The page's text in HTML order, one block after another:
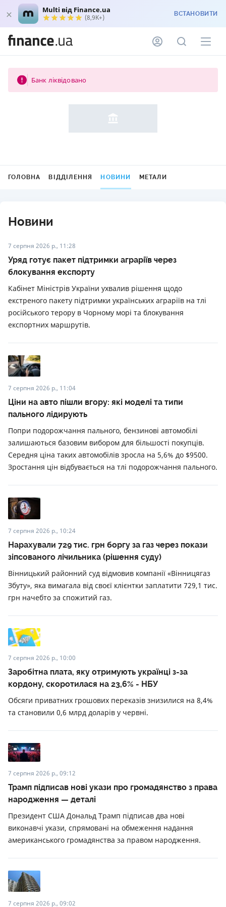
Multi від Finance.ua
(8,9K+) ВСТАНОВИТИ
Банк ліквідовано
ГОЛОВНА ВІДДІЛЕННЯ НОВИНИ МЕТАЛИ
Новини
7 серпня 2026 р., 11:28
Уряд готує пакет підтримки аграріїв через
блокування експорту
Кабінет Міністрів України ухвалив рішення щодо
екстреного пакету підтримки українських аграріїв на тлі
російського терору в Чорному морі та блокування
експортних маршрутів.
7 серпня 2026 р., 11:04
Ціни на авто пішли вгору: які моделі та типи
пального лідирують
Попри подорожчання пального, бензинові автомобілі
залишаються базовим вибором для більшості покупців.
Середня ціна таких автомобілів зросла на 5,6% до $9500.
Зростання цін відбувається на тлі подорожчання пального.
7 серпня 2026 р., 10:24
Нарахували 729 тис. грн боргу за газ через покази
зіпсованого лічильника (рішення суду)
Вінницький районний суд відмовив компанії «Вінницягаз
Збуту», яка вимагала від своєї клієнтки заплатити 729,1 тис.
грн начебто за спожитий газ.
7 серпня 2026 р., 10:00
Заробітна плата, яку отримують українці з-за
кордону, скоротилася на 23,6% - НБУ
Обсяги приватних грошових переказів знизилися на 8,4%
та становили 0,6 млрд доларів у червні.
7 серпня 2026 р., 09:12
Трамп підписав нові укази про громадянство з права
народження — деталі
Президент США Дональд Трамп підписав два нові
виконавчі укази, спрямовані на обмеження надання
американського громадянства за правом народження.
7 серпня 2026 р., 09:02